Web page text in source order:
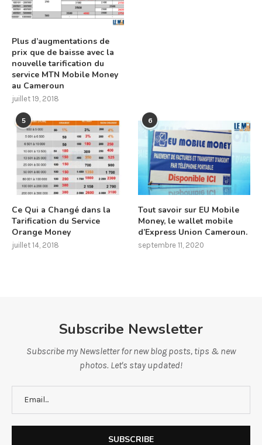
Plus d’augmentations de
prix que de baisse avec la
nouvelle tarification du
service MTN Mobile Money
au Cameroun
juillet 19, 2018
5
Ce Qui a Changé dans la
Tarification du Service
Orange Money
juillet 14, 2018
6
Tout savoir sur EU Mobile
Money, le wallet mobile
d’Express Union Cameroun.
septembre 11, 2020
Subscribe Newsletter
Subscribe my Newsletter for new blog posts, tips & new
photos. Let's stay updated!